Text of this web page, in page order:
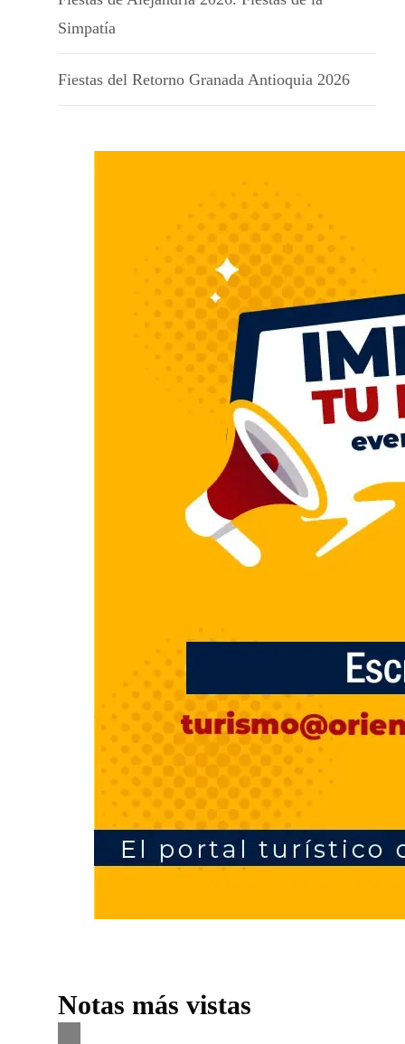
Simpatía
Fiestas del Retorno Granada Antioquia 2026
Notas más vistas